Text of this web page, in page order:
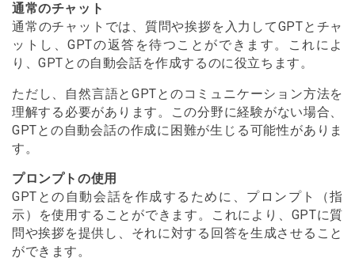
通常のチャット
通常のチャットでは、質問や挨拶を入力してGPTとチャ
ットし、GPTの返答を待つことができます。これによ
り、GPTとの自動会話を作成するのに役立ちます。
ただし、自然言語とGPTとのコミュニケーション方法を
理解する必要があります。この分野に経験がない場合、
GPTとの自動会話の作成に困難が生じる可能性がありま
す。
プロンプトの使用
GPTとの自動会話を作成するために、プロンプト（指
示）を使用することができます。これにより、GPTに質
問や挨拶を提供し、それに対する回答を生成させること
ができます。